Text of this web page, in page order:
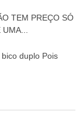
TEM PREÇO SÓ
UMA...
duplo Pois